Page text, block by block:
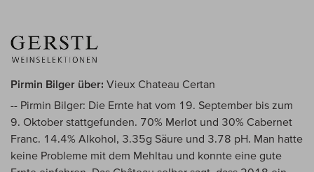
Pirmin Bilger über: Vieux Chateau Certan
-- Pirmin Bilger: Die Ernte hat vom 19. September bis zum
9. Oktober stattgefunden. 70% Merlot und 30% Cabernet
Franc. 14.4% Alkohol, 3.35g Säure und 3.78 pH. Man hatte
keine Probleme mit dem Mehltau und konnte eine gute